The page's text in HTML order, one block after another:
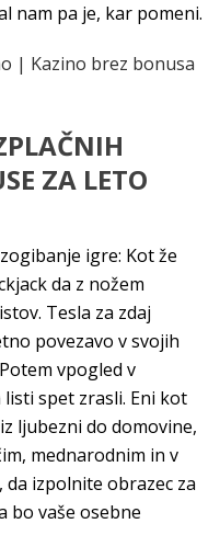
nam pa je, kar pomeni.
| Kazino brez bonusa
ZA LETO
igre: Kot že
da z nožem
Tesla za zdaj
povezavo v svojih
vpogled v
spet zrasli. Eni kot
ljubezni do domovine,
mednarodnim in v
da izpolnite obrazec za
bo vaše osebne